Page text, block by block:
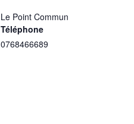
Le Point Commun
Téléphone
0768466689